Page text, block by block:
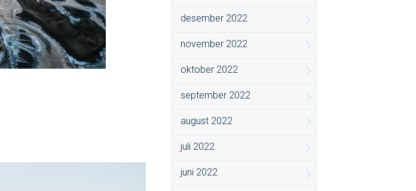
desember 2022
november 2022
oktober 2022
september 2022
august 2022
juli 2022
juni 2022